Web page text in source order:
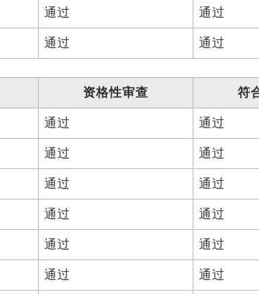
通过 通过
通过 通过
资格性审查 符
通过 通过
通过 通过
通过 通过
通过 通过
通过 通过
通过 通过